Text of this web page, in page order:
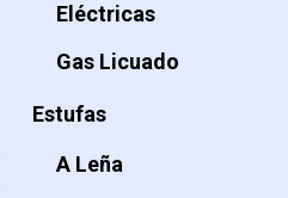
Eléctricas
Gas Licuado
Estufas
A Leña